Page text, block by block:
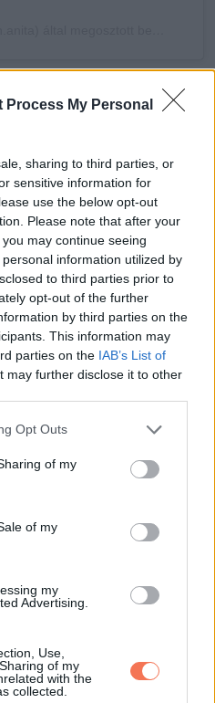
Process My Personal
sharing to third parties, or
sensitive information for
use the below opt-out
Please note that after your
may continue seeing
information utilized by
to third parties prior to
opt-out of the further
by third parties on the
This information may
parties on the IAB’s List of
may further disclose it to other
uses one or more Google
behaviour. You may click to
and its third-party tags to
purposes in below Google
Opt Outs
of my
of my
my
Advertising.
Use,
of my
with the
collected.
Share
via
Email
2024-ben: ezek az
magyar nyugdíjasok
a nyugdíjukból